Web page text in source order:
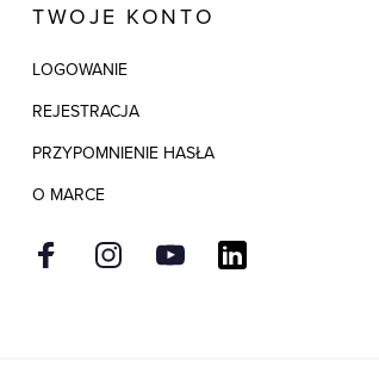
TWOJE KONTO
LOGOWANIE
REJESTRACJA
PRZYPOMNIENIE HASŁA
O MARCE